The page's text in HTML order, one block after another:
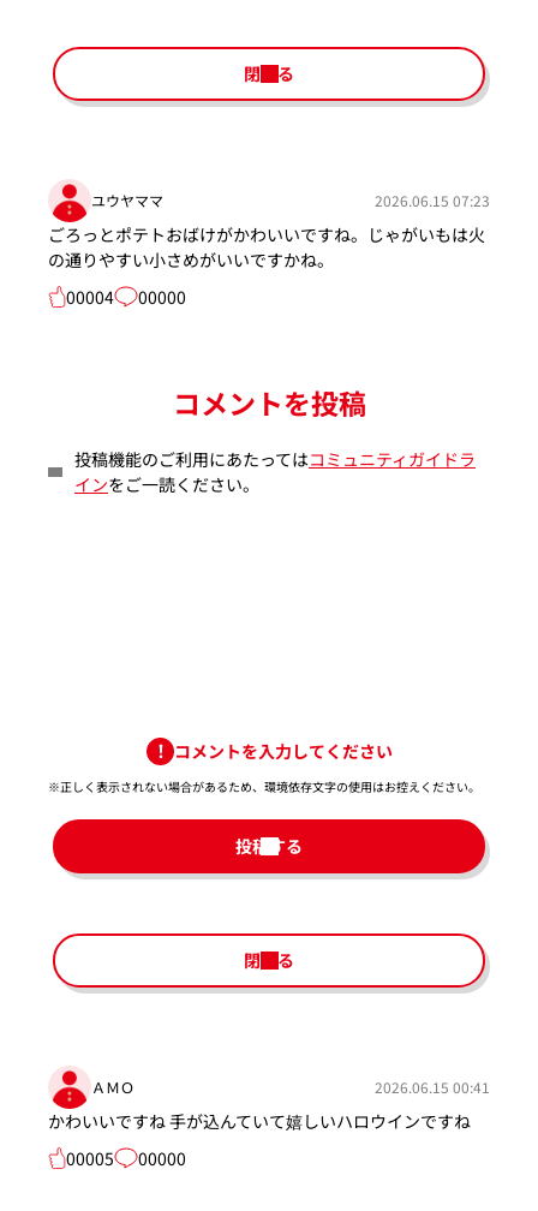
閉じる
ユウヤママ 2026.06.15 07:23
ごろっとポテトおばけがかわいいですね。じゃがいもは火
の通りやすい小さめがいいですかね。
00004
00000
コメントを投稿
投稿機能のご利用にあたってはコミュニティガイドラ
インをご一読ください。
コメントを入力してください
※正しく表示されない場合があるため、環境依存文字の使用はお控えください。​
投稿する
閉じる
ＡＭＯ 2026.06.15 00:41
かわいいですね 手が込んていて嬉しいハロウインですね
00005
00000